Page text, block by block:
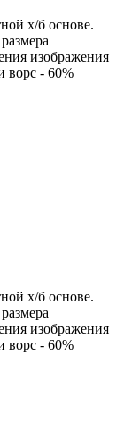
х/б основе.
изображения
ворс - 60%
х/б основе.
изображения
ворс - 60%